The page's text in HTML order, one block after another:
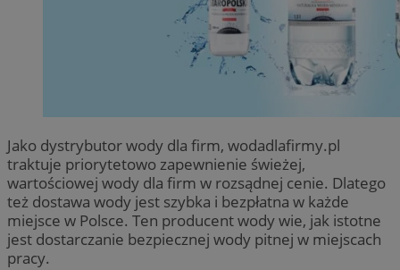
Jako dystrybutor wody dla firm, wodadlafirmy.pl
traktuje priorytetowo zapewnienie świeżej,
wartościowej wody dla firm w rozsądnej cenie. Dlatego
też dostawa wody jest szybka i bezpłatna w każde
miejsce w Polsce. Ten producent wody wie, jak istotne
jest dostarczanie bezpiecznej wody pitnej w miejscach
pracy.